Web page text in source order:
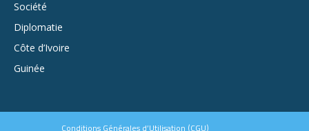
Société
Diplomatie
Côte d’Ivoire
Guinée
Conditions Générales d’Utilisation (CGU)